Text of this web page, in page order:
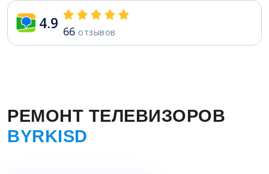
4.9 66 отзывов
РЕМОНТ ТЕЛЕВИЗОРОВ
BYRKISD